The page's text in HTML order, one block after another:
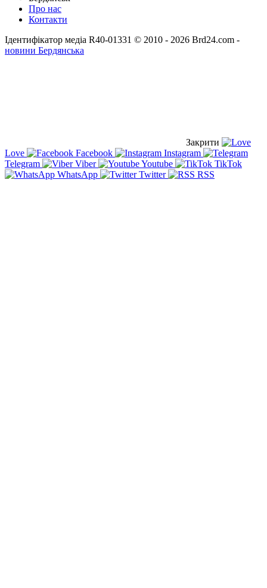
Про нас
Контакти
Ідентифікатор медіа R40-01331 © 2010 - 2026 Brd24.com -
новини Бердянська
Закрити
Love
Facebook
Instagram
Telegram
Viber Youtube
TikTok
WhatsApp
Twitter RSS